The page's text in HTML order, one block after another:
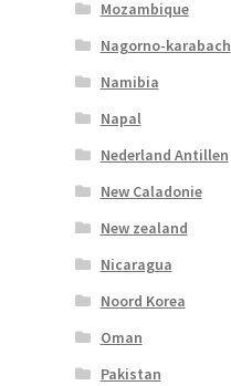
Mozambique
Nagorno-karabach
Namibia
Napal
Nederland Antillen
New Caladonie
New zealand
Nicaragua
Noord Korea
Oman
Pakistan